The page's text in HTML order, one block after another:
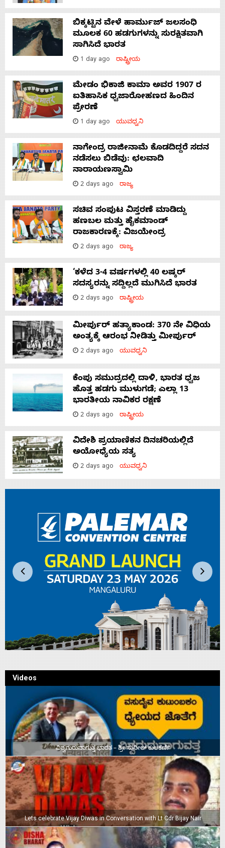
ಬಿಕ್ಕಟ್ಟಿನ ವೇಳೆ ಹಾರ್ಮುಜ್ ಜಲಸಂಧಿ
ಮೂಲಕ 60 ಹಡಗುಗಳನ್ನು ಸುರಕ್ಷಿತವಾಗಿ
ಸಾಗಿಸಿದೆ ಭಾರತ
1 day ago ರಾಷ್ಟ್ರೀಯ
ಮೇಡಂ ಭಿಕಾಜಿ ಕಾಮಾ ಅವರ 1907 ರ
ಐತಿಹಾಸಿಕ ಧ್ವಜಾರೋಹಣದ ಹಿಂದಿನ
ಪ್ರೇರಣೆ
1 day ago ಯುವಧ್ವನಿ
ನಾಗೇಂದ್ರ ರಾಜೀನಾಮೆ ಕೊಡದಿದ್ದರೆ ಸದನ
ನಡೆಸಲು ಬಿಡೆವು: ಛಲವಾದಿ
ನಾರಾಯಣಸ್ವಾಮಿ
2 days ago ರಾಜ್ಯ
ಸಚಿವ ಸಂಪುಟ ವಿಸ್ತರಣೆ ಮಾಡಿದ್ದು
ಹಣಬಲ ಮತ್ತು ಹೈಕಮಾಂಡ್
ರಾಜಕಾರಣಕ್ಕೆ: ವಿಜಯೇಂದ್ರ
2 days ago ರಾಜ್ಯ
‘ಕಳೆದ 3-4 ವರ್ಷಗಳಲ್ಲಿ 40 ಲಷ್ಕರ್
ಸದಸ್ಯರನ್ನು ಸದ್ದಿಲ್ಲದೆ ಮುಗಿಸಿದೆ ಭಾರತ
2 days ago ರಾಷ್ಟ್ರೀಯ
ಮೀರ್ಪುರ್ ಹತ್ಯಾಕಾಂಡ: 370 ನೇ ವಿಧಿಯ
ಅಂತ್ಯಕ್ಕೆ ಆರಂಭ ನೀಡಿತ್ತು ಮೀರ್ಪುರ್
2 days ago ಯುವಧ್ವನಿ
ಕೆಂಪು ಸಮುದ್ರದಲ್ಲಿ ದಾಳಿ, ಭಾರತ ಧ್ವಜ
ಹೊತ್ತ ಹಡಗು ಮುಳುಗಡೆ; ಎಲ್ಲಾ 13
ಭಾರತೀಯ ನಾವಿಕರ ರಕ್ಷಣೆ
2 days ago ರಾಷ್ಟ್ರೀಯ
ವಿದೇಶಿ ಪ್ರಯಾಣಿಕನ ದಿನಚರಿಯಲ್ಲಿದೆ
ಅಯೋಧ್ಯೆಯ ಸತ್ಯ
2 days ago ಯುವಧ್ವನಿ
Videos
ವಿಶ್ವಗುರುವಾಗುತ್ತ ಭಾರತ – ಶ್ರೀ ಸುನೀಲ್‌ ಕುಲಕರ್ಣಿ
Lets celebrate Vijay Diwas in Conversation with Lt Cdr Bijay Nair